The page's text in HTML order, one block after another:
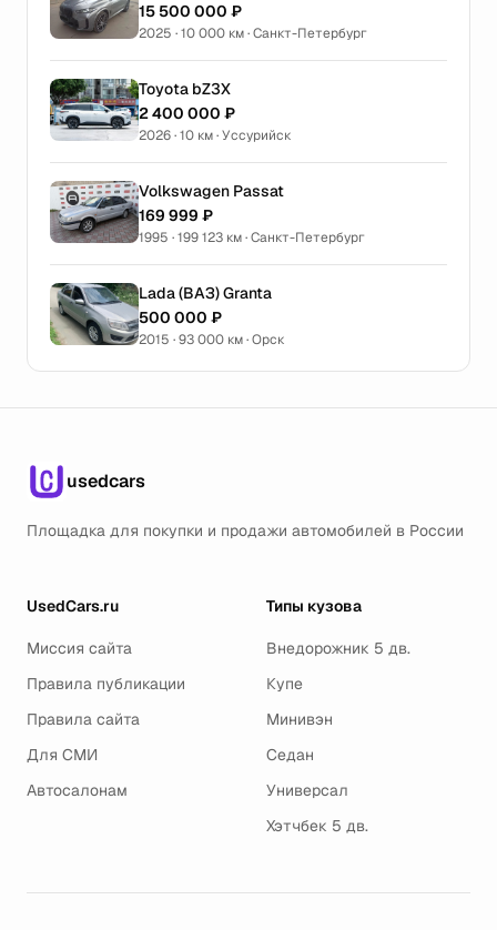
15 500 000 ₽
2025 · 10 000 км · Санкт-Петербург
Toyota bZ3X
2 400 000 ₽
2026 · 10 км · Уссурийск
Volkswagen Passat
169 999 ₽
1995 · 199 123 км · Санкт-Петербург
Lada (ВАЗ) Granta
500 000 ₽
2015 · 93 000 км · Орск
usedcars
Площадка для покупки и продажи автомобилей в России
UsedCars.ru
Миссия сайта
Правила публикации
Правила сайта
Для СМИ
Автосалонам
Типы кузова
Внедорожник 5 дв.
Купе
Минивэн
Седан
Универсал
Хэтчбек 5 дв.